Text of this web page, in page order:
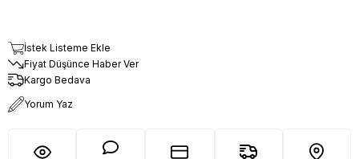
İstek Listeme Ekle
Fiyat Düşünce Haber Ver
Kargo Bedava
Yorum Yaz